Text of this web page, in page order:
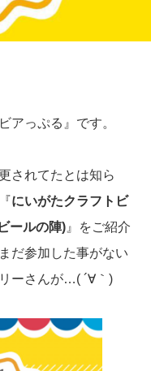
アっぷる』です。
されてたとは知ら
にいがたクラフトビ
ールの陣) 』をご紹介
だ参加した事がない
ーさんが…( ´∀｀)